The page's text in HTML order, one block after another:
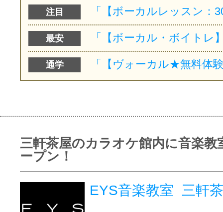
注目
最安
通学
三軒茶屋のカラオケ館内に音楽教
ープン！
EYS音楽教室 三軒